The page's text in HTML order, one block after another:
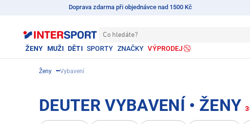
Doprava zdarma při objednávce nad 1500 Kč
Co hledáte?
ŽENY MUŽI DĚTI SPORTY ZNAČKY VÝPRODEJ
Ženy Vybavení
DEUTER VYBAVENÍ • ŽENY